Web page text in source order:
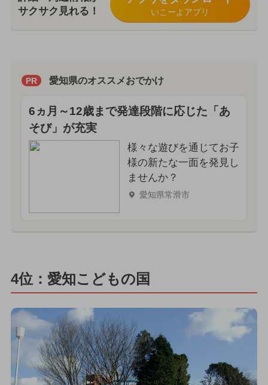
サクサク見れる！
いこーよアプリ
PR 愛知県のオススメおでかけ
6ヵ月～12歳まで発達段階に応じた「あ
そび」が充実
様々な遊びを通じてお子
様の新たな一面を発見し
ませんか？
愛知県常滑市
4位：愛知こどもの国